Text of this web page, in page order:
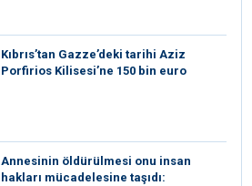
Kıbrıs’tan Gazze’deki tarihi Aziz
Porfirios Kilisesi’ne 150 bin euro
Annesinin öldürülmesi onu insan
hakları mücadelesine taşıdı: